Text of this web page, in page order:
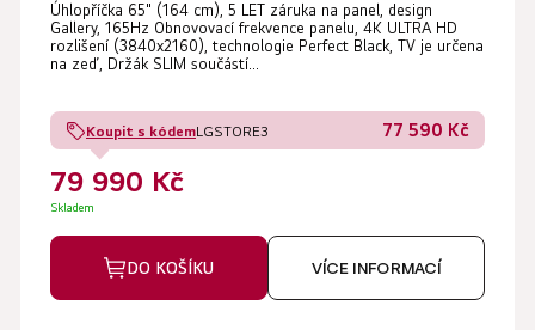
Úhlopříčka 65" (164 cm), 5 LET záruka na panel, design
Gallery, 165Hz Obnovovací frekvence panelu, 4K ULTRA HD
rozlišení (3840x2160), technologie Perfect Black, TV je určena
na zeď, Držák SLIM součástí...
Koupit s kódemLGSTORE3 77 590 Kč
79 990 Kč
Skladem
DO KOŠÍKU VÍCE INFORMACÍ